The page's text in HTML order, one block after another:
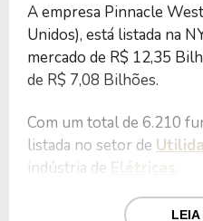
A empresa Pinnacle
Unidos), está listada na
mercado de R$ 12,35
de R$ 7,08 Bilhões.
Com um total de 6.210
listada no setor de
indústria de Elétricas
Nos últimos 12 meses a
LEIA